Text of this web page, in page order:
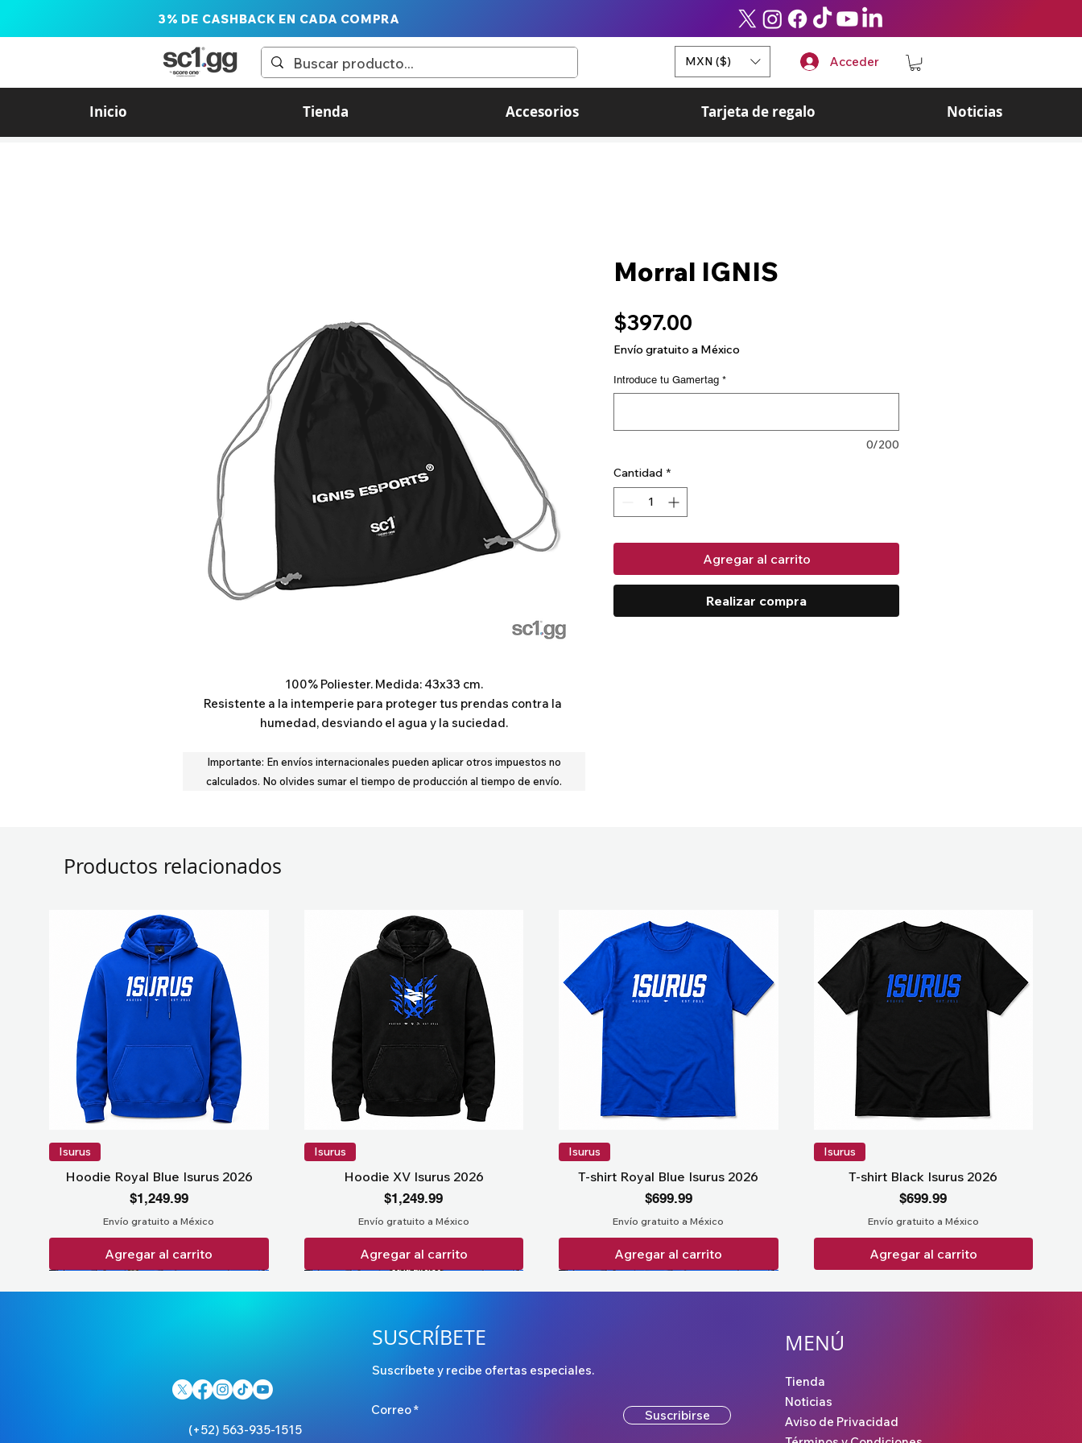
3% DE CASHBACK EN CADA COMPRA
MXN ($) Acceder
Inicio Tienda Accesorios Tarjeta de regalo Noticias
100% Poliester. Medida: 43x33 cm.
Resistente a la intemperie para proteger tus prendas contra la
humedad, desviando el agua y la suciedad.
Importante: En envíos internacionales pueden aplicar otros impuestos no
calculados. No olvides sumar el tiempo de producción al tiempo de envío.
Morral IGNIS
$397.00
Envío gratuito a México
Introduce tu Gamertag *
0/200
Cantidad *
Agregar al carrito
Realizar compra
Productos relacionados
Isurus
Hoodie Royal Blue Isurus 2026
Precio
$1,249.99
Envío gratuito a México
Agregar al carrito
Isurus
Hoodie XV Isurus 2026
Precio
$1,249.99
Envío gratuito a México
Agregar al carrito
Isurus
T-shirt Royal Blue Isurus 2026
Precio
$699.99
Envío gratuito a México
Agregar al carrito
Isurus
T-shirt Black Isurus 2026
Precio
$699.99
Envío gratuito a México
Agregar al carrito
(+52) 563-935-1515
SUSCRÍBETE
Suscríbete y recibe ofertas especiales.
Correo Suscribirse
MENÚ
Tienda
Noticias
Aviso de Privacidad